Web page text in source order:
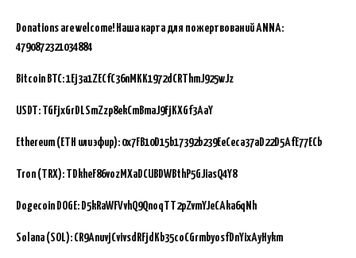
Donations are welcome! Наша карта для пожертвований ANNA:
4790872321034884
Bitcoin BTC:1Ej3a1ZECfC36nMKK1972dCRThmJ925wJz
USDT: TGFjxGrDLSmZzp8ekCmBmaJ9FjKXGf3AaY
Ethereum (ETH или эфир): 0x7FB10D15b17392b239EeCeca37aD22D5AfE77ECb
Tron (TRX): TDkheF86vozMXaDCUBDWBthP5GJiasQ4Y8
Dogecoin DOGE: D5kRaWFVvhQ9QnoqTT2pZvmYJeCAka6qNh
Solana (SOL): CR9AnuvjCvivsdRFjdKb35coCGrmbyosfDnYixAyHykm